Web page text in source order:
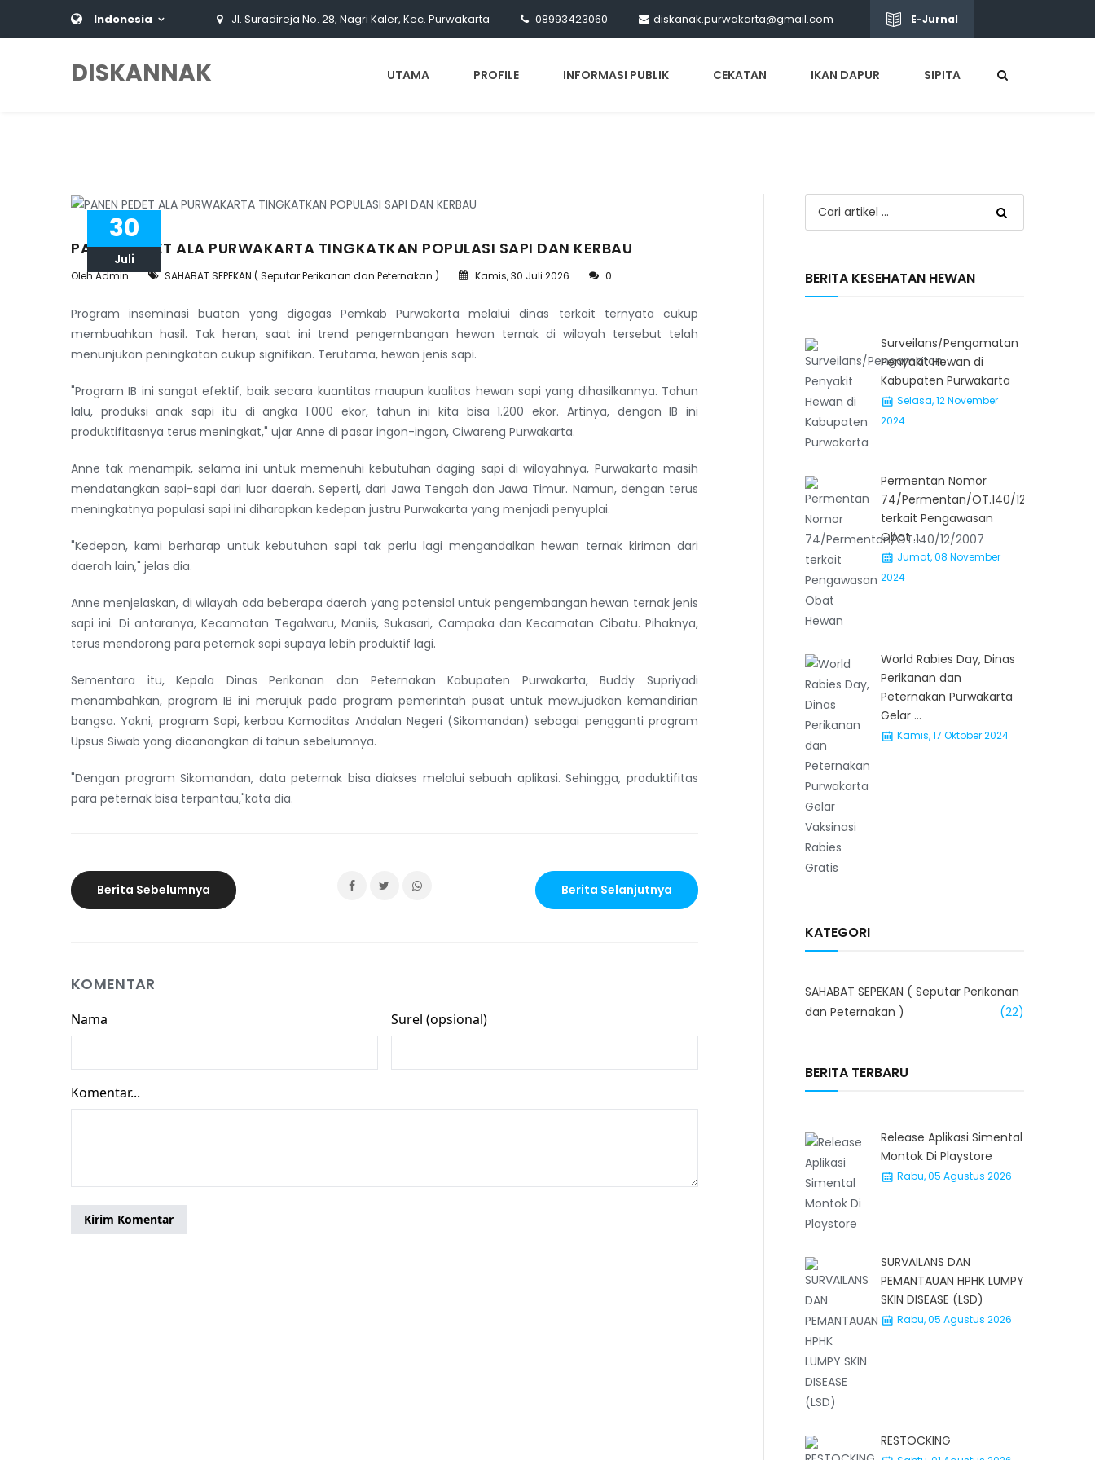
Indonesia Jl. Suradireja No. 28, Nagri Kaler, Kec. Purwakarta 08993423060 diskanak.purwakarta@gmail.com E-Jurnal
DISKANNAK UTAMA PROFILE INFORMASI PUBLIK CEKATAN IKAN DAPUR SIPITA
30
Juli
PANEN PEDET ALA PURWAKARTA TINGKATKAN POPULASI SAPI DAN KERBAU
Oleh Admin SAHABAT SEPEKAN ( Seputar Perikanan dan Peternakan ) Kamis, 30 Juli 2026 0
Program inseminasi buatan yang digagas Pemkab Purwakarta melalui dinas terkait ternyata cukup
membuahkan hasil. Tak heran, saat ini trend pengembangan hewan ternak di wilayah tersebut telah
menunjukan peningkatan cukup signifikan. Terutama, hewan jenis sapi.
"Program IB ini sangat efektif, baik secara kuantitas maupun kualitas hewan sapi yang dihasilkannya. Tahun
lalu, produksi anak sapi itu di angka 1.000 ekor, tahun ini kita bisa 1.200 ekor. Artinya, dengan IB ini
produktifitasnya terus meningkat," ujar Anne di pasar ingon-ingon, Ciwareng Purwakarta.
Anne tak menampik, selama ini untuk memenuhi kebutuhan daging sapi di wilayahnya, Purwakarta masih
mendatangkan sapi-sapi dari luar daerah. Seperti, dari Jawa Tengah dan Jawa Timur. Namun, dengan terus
meningkatnya populasi sapi ini diharapkan kedepan justru Purwakarta yang menjadi penyuplai.
"Kedepan, kami berharap untuk kebutuhan sapi tak perlu lagi mengandalkan hewan ternak kiriman dari
daerah lain," jelas dia.
Anne menjelaskan, di wilayah ada beberapa daerah yang potensial untuk pengembangan hewan ternak jenis
sapi ini. Di antaranya, Kecamatan Tegalwaru, Maniis, Sukasari, Campaka dan Kecamatan Cibatu. Pihaknya,
terus mendorong para peternak sapi supaya lebih produktif lagi.
Sementara itu, Kepala Dinas Perikanan dan Peternakan Kabupaten Purwakarta, Buddy Supriyadi
menambahkan, program IB ini merujuk pada program pemerintah pusat untuk mewujudkan kemandirian
bangsa. Yakni, program Sapi, kerbau Komoditas Andalan Negeri (Sikomandan) sebagai pengganti program
Upsus Siwab yang dicanangkan di tahun sebelumnya.
"Dengan program Sikomandan, data peternak bisa diakses melalui sebuah aplikasi. Sehingga, produktifitas
para peternak bisa terpantau,"kata dia.
Berita Sebelumnya Berita Selanjutnya
KOMENTAR
BERITA KESEHATAN HEWAN
Surveilans/Pengamatan
Penyakit Hewan di
Kabupaten Purwakarta
Selasa, 12 November
2024
Permentan Nomor
74/Permentan/OT.140/12/2007
terkait Pengawasan
Obat ...
Jumat, 08 November
2024
World Rabies Day, Dinas
Perikanan dan
Peternakan Purwakarta
Gelar ...
Kamis, 17 Oktober 2024
KATEGORI
SAHABAT SEPEKAN ( Seputar Perikanan
dan Peternakan )
(22)
BERITA TERBARU
Release Aplikasi Simental
Montok Di Playstore
Rabu, 05 Agustus 2026
SURVAILANS DAN
PEMANTAUAN HPHK LUMPY
SKIN DISEASE (LSD)
Rabu, 05 Agustus 2026
RESTOCKING